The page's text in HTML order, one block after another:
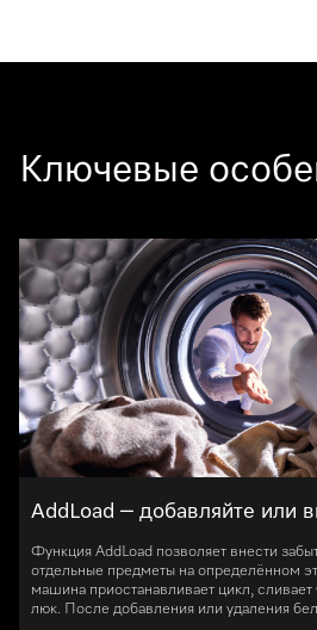
Ключевые
AddLoad – добавляйте или
Функция AddLoad позволяет внести
отдельные предметы на определённом
машина приостанавливает цикл, сливает
люк. После добавления или удаления